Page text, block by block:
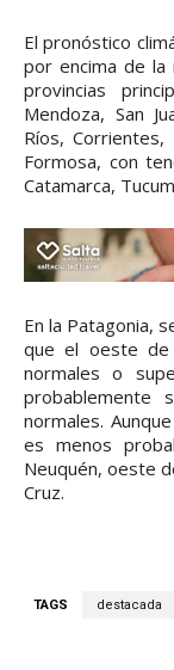
El pronóstico
por encima de
provincias
Mendoza, San
Ríos,
Formosa, con
Catamarca,
En la Patagonia,
que el oeste de
normales o
probablemente
normales.
es menos
Neuquén, oeste
Cruz.
TAGS destacada